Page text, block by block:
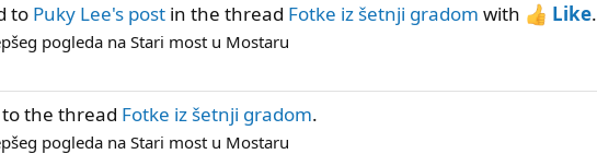
to Puky Lee's post in the thread Fotke iz šetnji gradom with Like.
pogleda na Stari most u Mostaru
the thread Fotke iz šetnji gradom.
pogleda na Stari most u Mostaru